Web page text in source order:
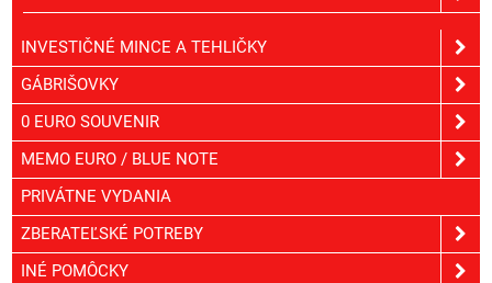
INVESTIČNÉ MINCE A TEHLIČKY
GÁBRIŠOVKY
0 EURO SOUVENIR
MEMO EURO / BLUE NOTE
PRIVÁTNE VYDANIA
ZBERATEĽSKÉ POTREBY
INÉ POMÔCKY